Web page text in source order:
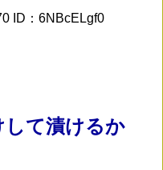
ID：6NBcELgf0
して漬けるか